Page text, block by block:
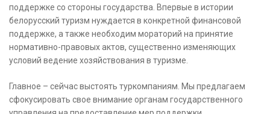
поддержке со стороны государства. Впервые в истории
белорусский туризм нуждается в конкретной финансовой
поддержке, а также необходим мораторий на принятие
нормативно-правовых актов, существенно изменяющих
условий ведение хозяйствования в туризме.
Главное – сейчас выстоять туркомпаниям. Мы предлагаем
сфокусировать свое внимание органам государственного